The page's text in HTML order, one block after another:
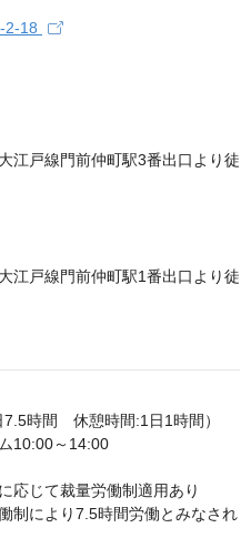
2-18
江戸線門前仲町駅3番出口より徒
江戸線門前仲町駅1番出口より徒
時間　休憩時間:1日1時間）
10:00～14:00
応じて裁量労働制適用あり
制により7.5時間労働とみなされ